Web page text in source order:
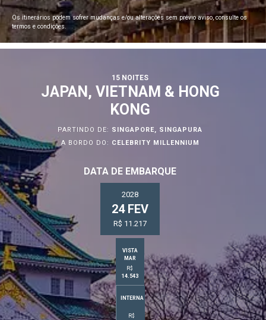
Os itinerários podem sofrer mudanças e/ou alterações sem prévio aviso, consulte os
termos e condições.
15 NOITES
JAPAN, VIETNAM & HONG
KONG
PARTINDO DE: SINGAPORE, SINGAPURA
A BORDO DO: CELEBRITY MILLENNIUM
DATA DE EMBARQUE
2028
24 FEV
R$ 11.217
VISTA
MAR
R$
14.543
INTERNA
R$